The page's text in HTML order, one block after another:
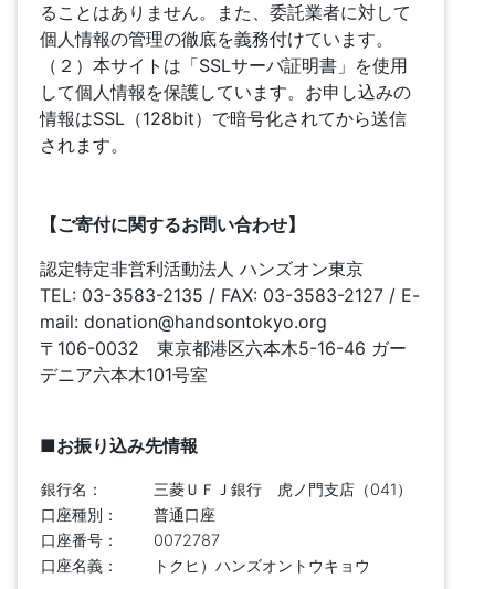
ることはありません。また、委託業者に対して
個人情報の管理の徹底を義務付けています。
（２）本サイトは「SSLサーバ証明書」を使用
して個人情報を保護しています。お申し込みの
情報はSSL（128bit）で暗号化されてから送信
されます。
【ご寄付に関するお問い合わせ】
認定特定非営利活動法人 ハンズオン東京
TEL: 03-3583-2135 / FAX: 03-3583-2127 / E-
mail: donation@handsontokyo.org
〒106-0032 東京都港区六本木5-16-46 ガー
デニア六本木101号室
■お振り込み先情報
銀行名：
三菱ＵＦＪ銀行 虎ノ門支店（041）
口座種別：
普通口座
口座番号：
0072787
口座名義：
トクヒ）ハンズオントウキョウ